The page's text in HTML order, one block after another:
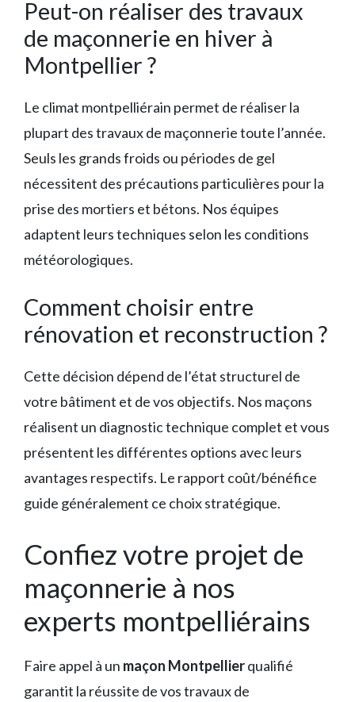
Peut-on réaliser des travaux
de maçonnerie en hiver à
Montpellier ?
Le climat montpelliérain permet de réaliser la
plupart des travaux de maçonnerie toute l’année.
Seuls les grands froids ou périodes de gel
nécessitent des précautions particulières pour la
prise des mortiers et bétons. Nos équipes
adaptent leurs techniques selon les conditions
météorologiques.
Comment choisir entre
rénovation et reconstruction ?
Cette décision dépend de l’état structurel de
votre bâtiment et de vos objectifs. Nos maçons
réalisent un diagnostic technique complet et vous
présentent les différentes options avec leurs
avantages respectifs. Le rapport coût/bénéfice
guide généralement ce choix stratégique.
Confiez votre projet de
maçonnerie à nos
experts montpelliérains
Faire appel à un maçon Montpellierqualifié
garantit la réussite de vos travaux de